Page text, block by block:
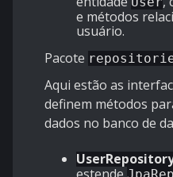
e métodos
usuário.
Pacote
Aqui estão as
definem métodos
dados no banco de